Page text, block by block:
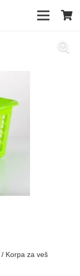
/ Korpa za veš